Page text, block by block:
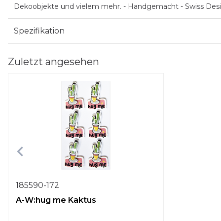
Dekoobjekte und vielem mehr. - Handgemacht - Swiss
Spezifikation
Zuletzt angesehen
185590-172
A-W:hug me Kaktus